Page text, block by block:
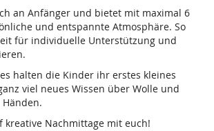
an Anfänger und bietet mit maximal 6
und entspannte Atmosphäre. So
für individuelle Unterstützung und
halten die Kinder ihr erstes kleines
viel neues Wissen über Wolle und
kreative Nachmittage mit euch!